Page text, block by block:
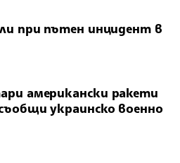
при пътен инцидент в
американски ракети
украинско военно